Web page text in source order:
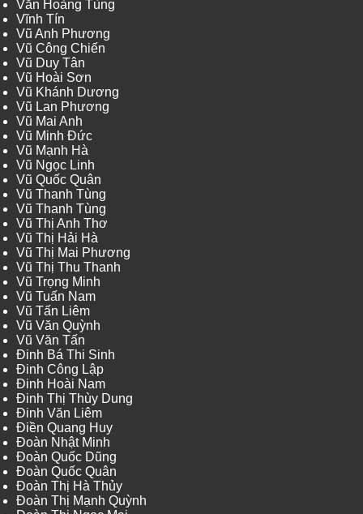
Văn Hoàng Tùng
Vĩnh Tín
Vũ Anh Phương
Vũ Công Chiến
Vũ Duy Tân
Vũ Hoài Sơn
Vũ Khánh Dương
Vũ Lan Phương
Vũ Mai Anh
Vũ Minh Đức
Vũ Mạnh Hà
Vũ Ngọc Linh
Vũ Quốc Quân
Vũ Thanh Tùng
Vũ Thanh Tùng
Vũ Thị Anh Thơ
Vũ Thị Hải Hà
Vũ Thị Mai Phương
Vũ Thị Thu Thanh
Vũ Trọng Minh
Vũ Tuấn Nam
Vũ Tấn Liêm
Vũ Văn Quỳnh
Vũ Văn Tấn
Đinh Bá Thi Sinh
Đinh Công Lập
Đinh Hoài Nam
Đinh Thị Thùy Dung
Đinh Văn Liêm
Điền Quang Huy
Đoàn Nhật Minh
Đoàn Quốc Dũng
Đoàn Quốc Quân
Đoàn Thị Hà Thủy
Đoàn Thị Mạnh Quỳnh